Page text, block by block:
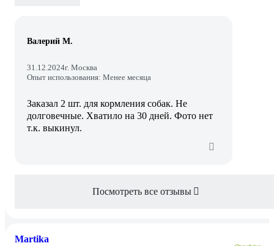
Валерий М.
31.12.2024г. Москва
Опыт использования: Менее месяца
Заказал 2 шт. для кормления собак. Не
долговечные. Хватило на 30 дней. Фото нет
т.к. выкинул.
Посмотреть все отзывы
Martika